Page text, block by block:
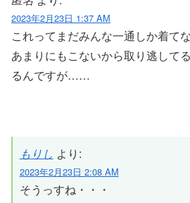
2023年2月23日 1:37 AM
これってまだみんな一通しか着
あまりにもこないから取り逃して
るんですが……
もりし より:
2023年2月23日 2:08 AM
そうっすね・・・